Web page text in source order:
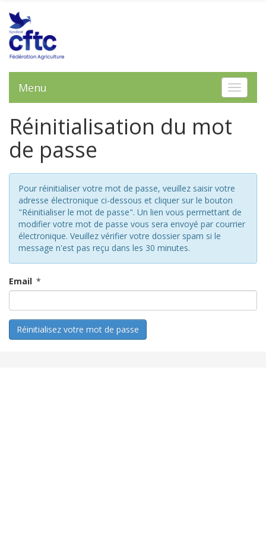
Toggle
Menu
Réinitialisation du mot
de passe
Pour réinitialiser votre mot de passe, veuillez saisir votre
adresse électronique ci-dessous et cliquer sur le bouton
"Réinitialiser le mot de passe". Un lien vous permettant de
modifier votre mot de passe vous sera envoyé par courrier
électronique. Veuillez vérifier votre dossier spam si le
message n'est pas reçu dans les 30 minutes.
Email *